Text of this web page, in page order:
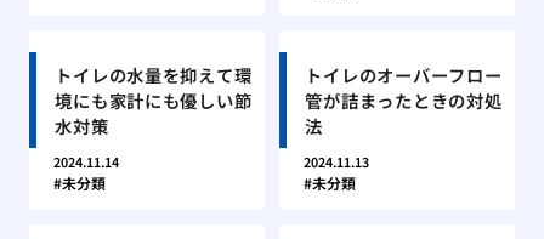
トイレの水量を抑えて環
境にも家計にも優しい節
水対策
2024.11.14
未分類
トイレのオーバーフロー
管が詰まったときの対処
法
2024.11.13
未分類